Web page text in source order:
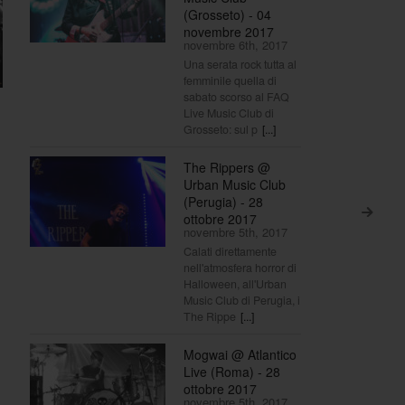
>
(Grosseto) - 04
novembre 2017
novembre 6th, 2017
Una serata rock tutta al
femminile quella di
sabato scorso al FAQ
Live Music Club di
Grosseto: sul p [...]
The Rippers @
Urban Music Club
(Perugia) - 28
ottobre 2017
novembre 5th, 2017
Calati direttamente
nell'atmosfera horror di
Halloween, all'Urban
Music Club di Perugia, i
The Rippe [...]
Mogwai @ Atlantico
Live (Roma) - 28
ottobre 2017